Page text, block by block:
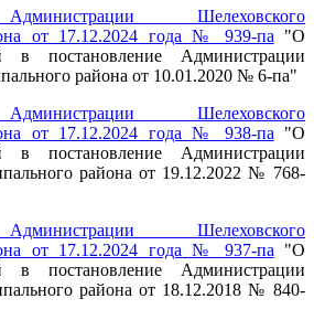
Шелеховского
от 17.12.2024 года № 939-па "О
в постановление Администрации
района от 10.01.2020 № 6-па"
Шелеховского
от 17.12.2024 года № 938-па "О
в постановление Администрации
района от 19.12.2022 № 768-
Шелеховского
от 17.12.2024 года № 937-па "О
в постановление Администрации
района от 18.12.2018 № 840-